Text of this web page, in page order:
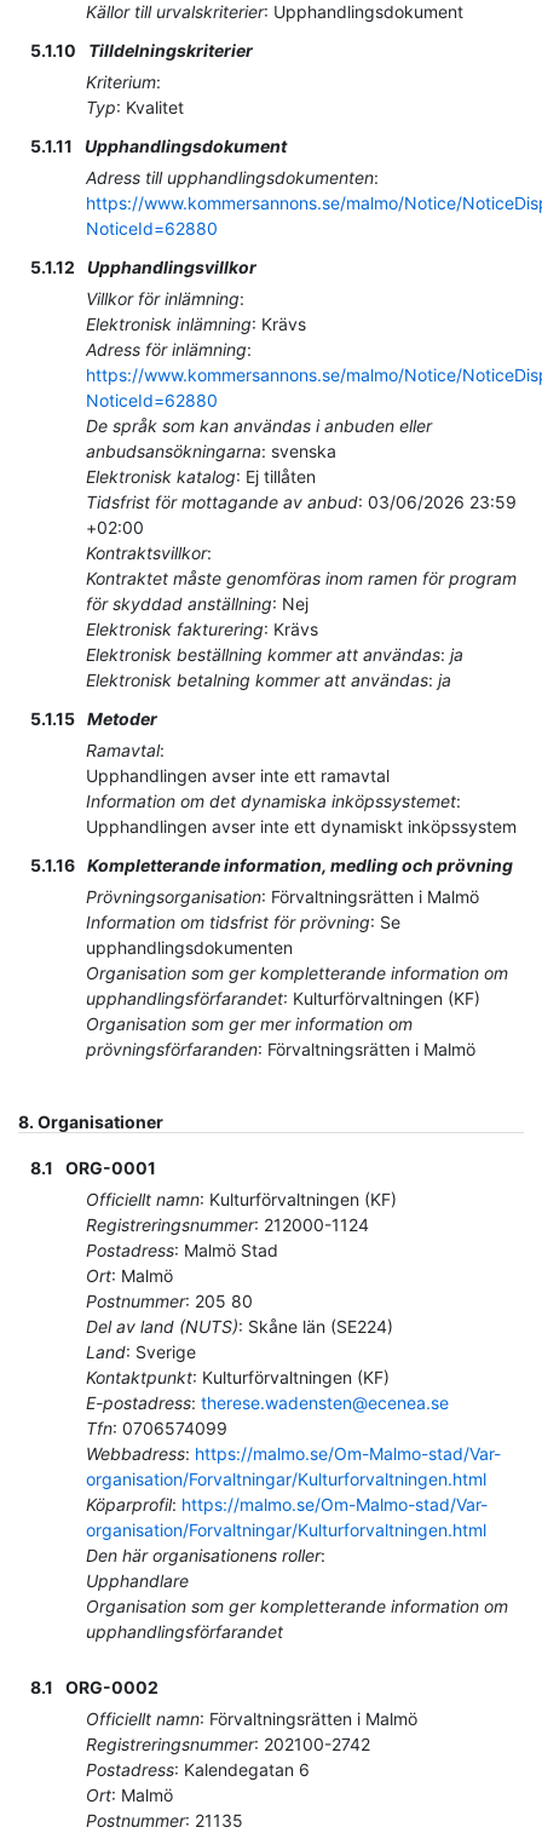
Källor till urvalskriterier: Upphandlingsdokument
5.1.10
Tilldelningskriterier
Kriterium:
Typ: Kvalitet
5.1.11
Upphandlingsdokument
Adress till upphandlingsdokumenten:
https://www.kommersannons.se/malmo/Notice/
NoticeId=62880
5.1.12
Upphandlingsvillkor
Villkor för inlämning:
Elektronisk inlämning: Krävs
Adress för inlämning:
https://www.kommersannons.se/malmo/Notice/
NoticeId=62880
De språk som kan användas i anbuden eller
anbudsansökningarna: svenska
Elektronisk katalog: Ej tillåten
Tidsfrist för mottagande av anbud: 03/06/2026 23:59
+02:00
Kontraktsvillkor:
Kontraktet måste genomföras inom ramen för program
för skyddad anställning: Nej
Elektronisk fakturering: Krävs
Elektronisk beställning kommer att användas: ja
Elektronisk betalning kommer att användas: ja
5.1.15 Metoder
Ramavtal:
Upphandlingen avser inte ett ramavtal
Information om det dynamiska inköpssystemet:
Upphandlingen avser inte ett dynamiskt inköpssystem
5.1.16 Kompletterande information, medling och prövning
Prövningsorganisation: Förvaltningsrätten i Malmö
Information om tidsfrist för prövning: Se
upphandlingsdokumenten
Organisation som ger kompletterande information om
upphandlingsförfarandet: Kulturförvaltningen (KF)
Organisation som ger mer information om
prövningsförfaranden: Förvaltningsrätten i Malmö
8. Organisationer
8.1
ORG-0001
Officiellt namn: Kulturförvaltningen (KF)
Registreringsnummer: 212000-1124
Postadress: Malmö Stad
Ort: Malmö
Postnummer: 205 80
Del av land (NUTS): Skåne län (SE224)
Land: Sverige
Kontaktpunkt: Kulturförvaltningen (KF)
E-postadress: therese.wadensten@ecenea.se
Tfn: 0706574099
Webbadress: https://malmo.se/Om-Malmo-stad/Var-
organisation/Forvaltningar/Kulturforvaltningen.html
Köparprofil: https://malmo.se/Om-Malmo-stad/Var-
organisation/Forvaltningar/Kulturforvaltningen.html
Den här organisationens roller:
Upphandlare
Organisation som ger kompletterande information om
upphandlingsförfarandet
8.1
ORG-0002
Officiellt namn: Förvaltningsrätten i Malmö
Registreringsnummer: 202100-2742
Postadress: Kalendegatan 6
Ort: Malmö
Postnummer: 21135